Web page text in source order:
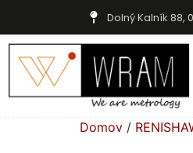
Dolný Kalník 88,
Domov /